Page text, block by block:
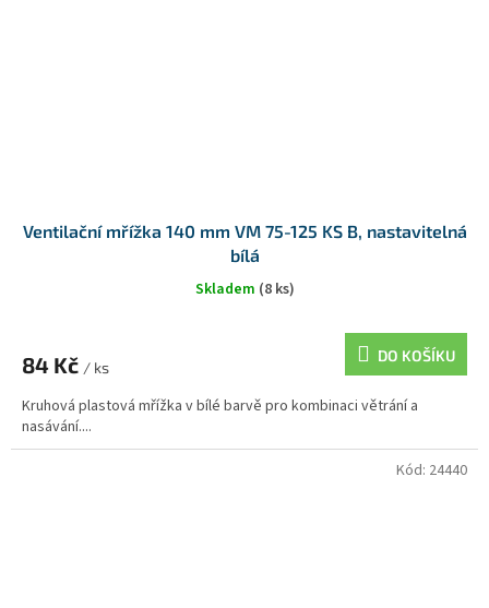
Ventilační mřížka 140 mm VM 75-125 KS B, nastavitelná
bílá
Skladem (8 ks)
84 Kč / ks
DO KOŠÍKU
Kruhová plastová mřížka v bílé barvě pro kombinaci větrání a
nasávání....
Kód: 24440